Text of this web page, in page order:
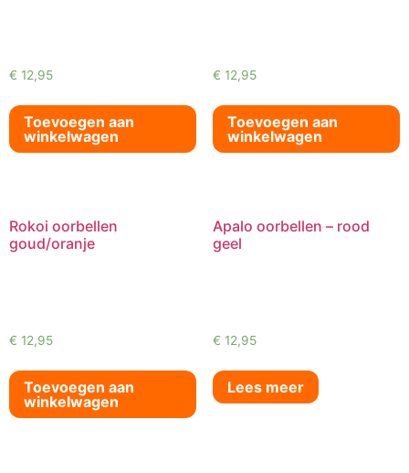
€ 12,95
Toevoegen aan
winkelwagen
€ 12,95
Toevoegen aan
winkelwagen
Rokoi oorbellen
goud/oranje
€ 12,95
Toevoegen aan
winkelwagen
Apalo oorbellen – rood
geel
€ 12,95
Lees meer